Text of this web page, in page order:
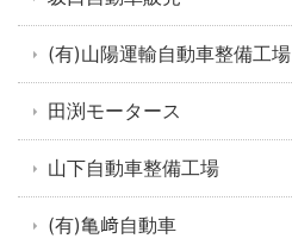
(有)山陽運輸自動車整備工場
田渕モータース
山下自動車整備工場
(有)亀﨑自動車